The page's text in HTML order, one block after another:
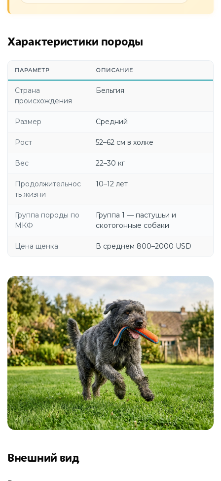
Характеристики породы
ПАРАМЕТР ОПИСАНИЕ
Страна
происхождения
Бельгия
Размер Средний
Рост 52–62 см в холке
Вес 22–30 кг
Продолжительнос
ть жизни
10–12 лет
Группа породы по
МКФ
Группа 1 — пастушьи и
скотогонные собаки
Цена щенка В среднем 800–2000 USD
Внешний вид